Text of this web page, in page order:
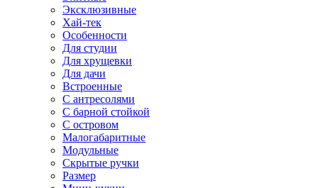
Эксклюзивные
Хай-тек
Особенности
Для студии
Для хрущевки
Для дачи
Встроенные
С антресолями
С барной стойкой
С островом
Малогабаритные
Модульные
Скрытые ручки
Размер